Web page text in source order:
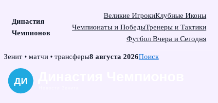
Династия
Чемпионов
Великие ИгрокиКлубные Иконы
Чемпионаты и ПобедыТренеры и Тактики
Футбол Вчера и Сегодня
Skip
content
Зенит • матчи • трансферы8 августа 2026Поиск